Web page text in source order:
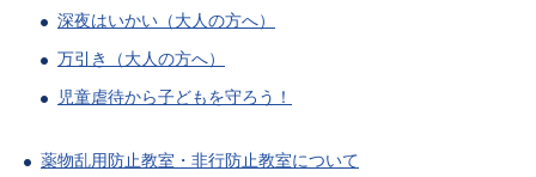
深夜はいかい（大人の方へ）
万引き（大人の方へ）
児童虐待から子どもを守ろう！
薬物乱用防止教室・非行防止教室について